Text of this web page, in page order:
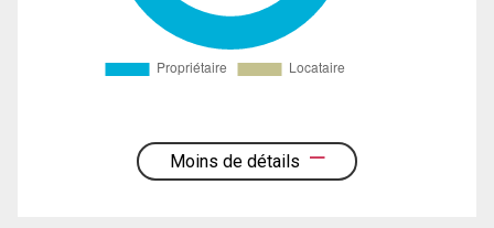
Moins de détails